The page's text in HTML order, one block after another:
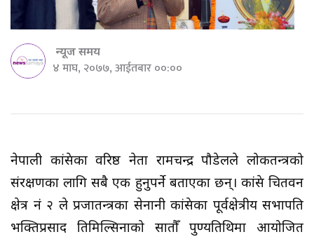
न्यूज समय
४ माघ, २०७७, आईतबार ००:००
नेपाली कांग्रेसका वरिष्ठ नेता रामचन्द्र पौडेलले लोकतन्त्रको
संरक्षणका लागि सबै एक हुनुपर्ने बताएका छन्। कांग्रेस चितवन
क्षेत्र नं २ ले प्रजातन्त्रका सेनानी कांग्रेसका पूर्वक्षेत्रीय सभापति
भक्तिप्रसाद तिमिल्सिनाको सातौँ पुण्यतिथिमा आयोजित